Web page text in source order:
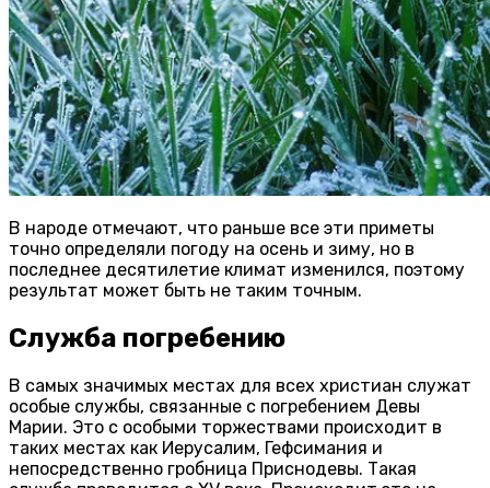
В народе отмечают, что раньше все эти приметы
точно определяли погоду на осень и зиму, но в
последнее десятилетие климат изменился, поэтому
результат может быть не таким точным.
Служба погребению
В самых значимых местах для всех христиан служат
особые службы, связанные с погребением Девы
Марии. Это с особыми торжествами происходит в
таких местах как Иерусалим, Гефсимания и
непосредственно гробница Приснодевы. Такая